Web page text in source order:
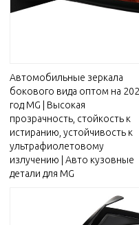
Автомобильные зеркала
бокового вида оптом на
год MG | Высокая
прозрачность, стойкость к
истиранию, устойчивость к
ультрафиолетовому
излучению | Авто кузовные
детали для MG